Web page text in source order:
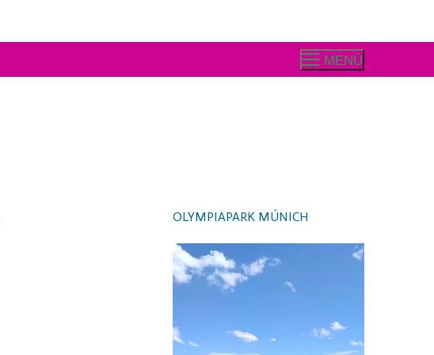
MENÚ
OLYMPIAPARK MÚNICH
Video
Player